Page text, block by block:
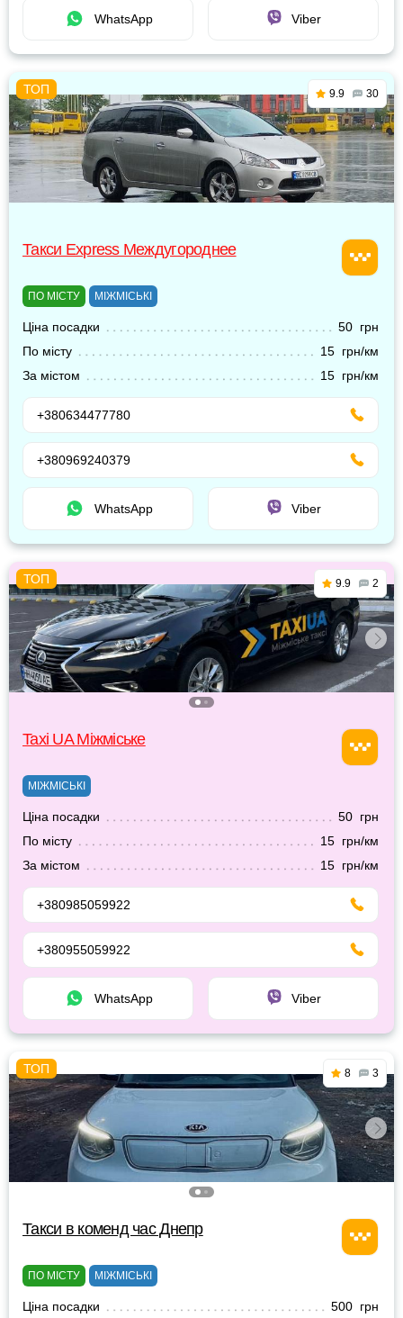
WhatsApp Viber
9.9 30
Такси Express Междугороднее
ПО МІСТУ МІЖМІСЬКІ
Ціна посадки
50 грн
По місту
15 грн/км
За містом
15 грн/км
+380634477780
+380969240379
WhatsApp Viber
9.9 2
Taxi UA Міжміське
МІЖМІСЬКІ
Ціна посадки
50 грн
По місту
15 грн/км
За містом
15 грн/км
+380985059922
+380955059922
WhatsApp Viber
8 3
Такси в коменд час Днепр
ПО МІСТУ МІЖМІСЬКІ
Ціна посадки
500 грн